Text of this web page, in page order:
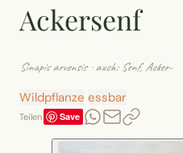
Ackersenf
Sinapis arvensis · auch: Senf, Acker-
Wildpflanze essbar
Teilen Save